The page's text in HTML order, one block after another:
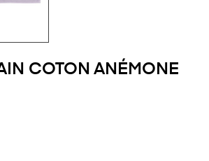
COTON ANÉMONE